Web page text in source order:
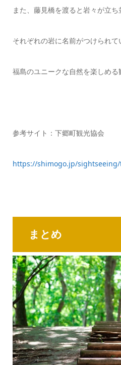
また、藤見橋を渡ると岩々が立ち
それぞれの岩に名前がつけられて
福島のユニークな自然を楽しめる
参考サイト：下郷町観光協会
https://shimogo.jp/
まとめ